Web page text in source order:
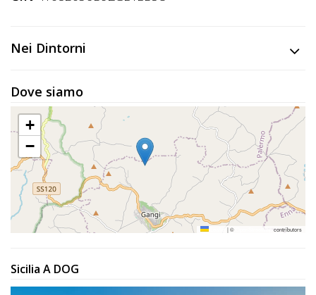
Noi
Inserisci
Attività
Accedi
Registrati
Nei Dintorni
Dove siamo
+
−
|© contributors
Sicilia A DOG